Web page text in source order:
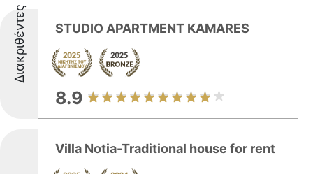
Διακριθέντες STUDIO APARTMENT KAMARES
8.9
Villa Notia-Traditional house for rent